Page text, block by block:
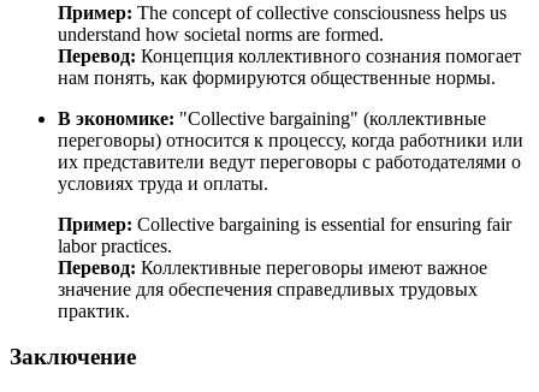
Пример: The concept of collective consciousness helps us
understand how societal norms are formed.
Перевод: Концепция коллективного сознания помогает
нам понять, как формируются общественные нормы.
В экономике: "Collective bargaining" (коллективные
переговоры) относится к процессу, когда работники или
их представители ведут переговоры с работодателями о
условиях труда и оплаты.
Пример: Collective bargaining is essential for ensuring fair
labor practices.
Перевод: Коллективные переговоры имеют важное
значение для обеспечения справедливых трудовых
практик.
Заключение